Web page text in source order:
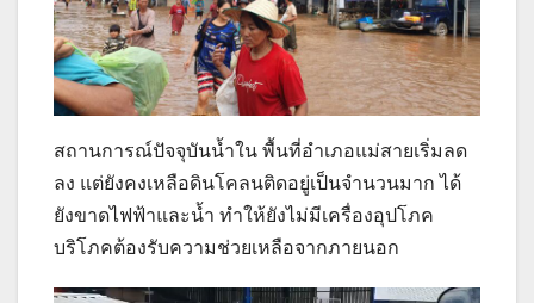
สถานการณ์ปัจจุบันน้ำใน พื้นที่อำเภอแม่สายเริ่มลด
ลง แต่ยังคงเหลือดินโคลนติดอยู่เป็นจำนวนมาก ได้
ยังขาดไฟฟ้าและน้ำ ทำให้ยังไม่มีเครื่องอุปโภค
บริโภคต้องรับความช่วยเหลือจากภายนอก